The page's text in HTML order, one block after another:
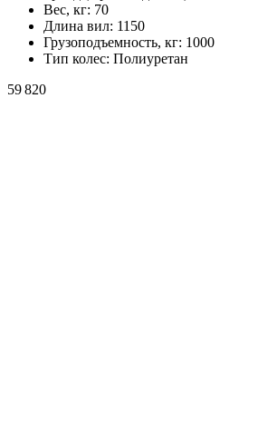
Вес, кг: 70
Длина вил: 1150
Грузоподъемность, кг: 1000
Тип колес: Полиуретан
59 820